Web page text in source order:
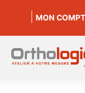
MON